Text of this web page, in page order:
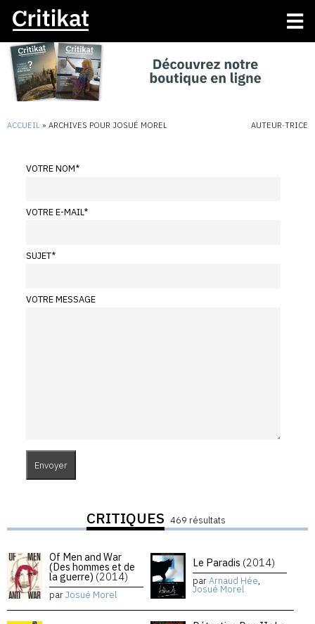
ACCUEIL » ARCHIVES POUR JOSUÉ MOREL AUTEUR·TRICE
VOTRE NOM*
VOTRE E-MAIL*
SUJET*
VOTRE MESSAGE
CRITIQUES 469 résultats
Of Men and War
(Des hommes et de
la guerre) (2014)
parJosué Morel
Le Paradis (2014)
parArnaud Hée,
Josué Morel